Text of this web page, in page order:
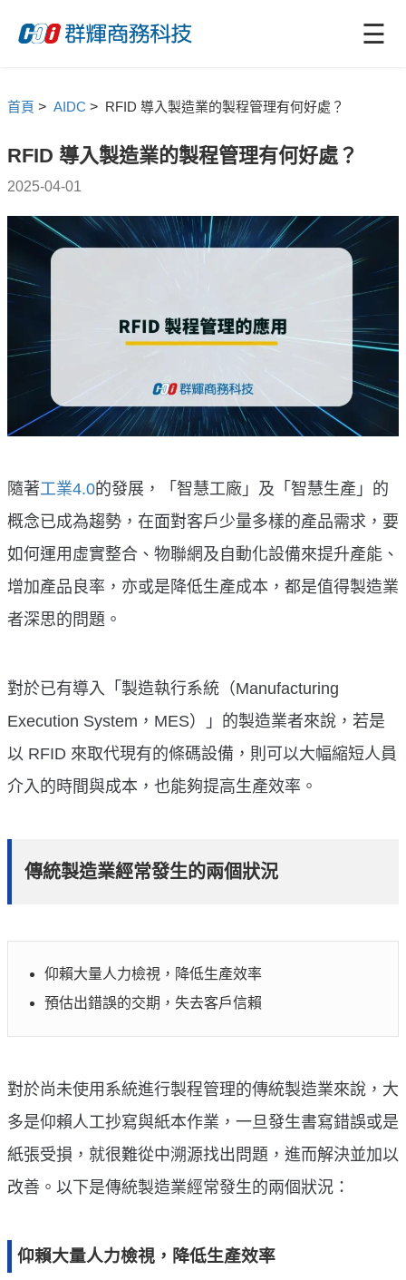
☰
首頁 > AIDC > RFID 導入製造業的製程管理有何好處？
RFID 導入製造業的製程管理有何好處？
2025-04-01
隨著工業4.0的發展，「智慧工廠」及「智慧生產」的
概念已成為趨勢，在面對客戶少量多樣的產品需求，要
如何運用虛實整合、物聯網及自動化設備來提升產能、
增加產品良率，亦或是降低生產成本，都是值得製造業
者深思的問題。
對於已有導入「製造執行系統（Manufacturing
Execution System，MES）」的製造業者來說，若是
以 RFID 來取代現有的條碼設備，則可以大幅縮短人員
介入的時間與成本，也能夠提高生產效率。
傳統製造業經常發生的兩個狀況
仰賴大量人力檢視，降低生產效率
預估出錯誤的交期，失去客戶信賴
對於尚未使用系統進行製程管理的傳統製造業來說，大
多是仰賴人工抄寫與紙本作業，一旦發生書寫錯誤或是
紙張受損，就很難從中溯源找出問題，進而解決並加以
改善。以下是傳統製造業經常發生的兩個狀況：
仰賴大量人力檢視，降低生產效率